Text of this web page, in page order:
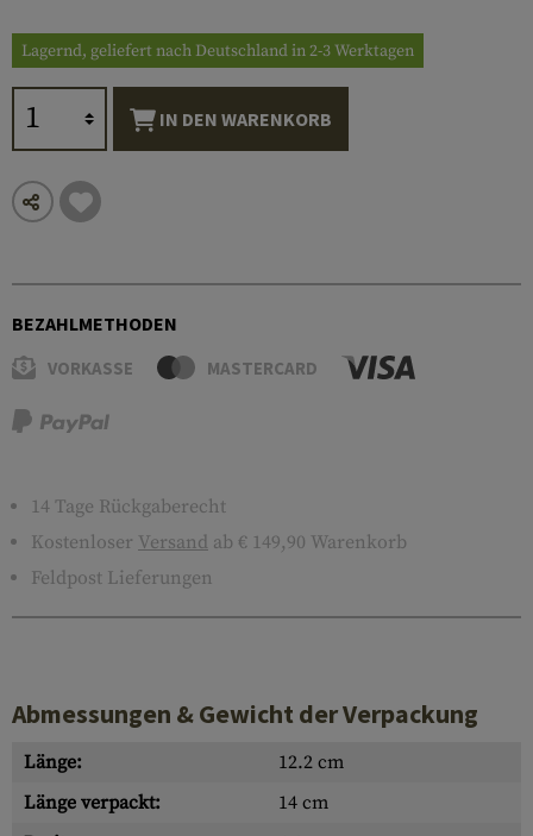
Lagernd, geliefert nach Deutschland in 2-3 Werktagen
IN DEN WARENKORB
BEZAHLMETHODEN
VORKASSE MASTERCARD
14 Tage Rückgaberecht
Kostenloser Versand ab € 149,90 Warenkorb
Feldpost Lieferungen
Abmessungen & Gewicht der Verpackung
Länge:
12.2 cm
Länge verpackt:
14 cm